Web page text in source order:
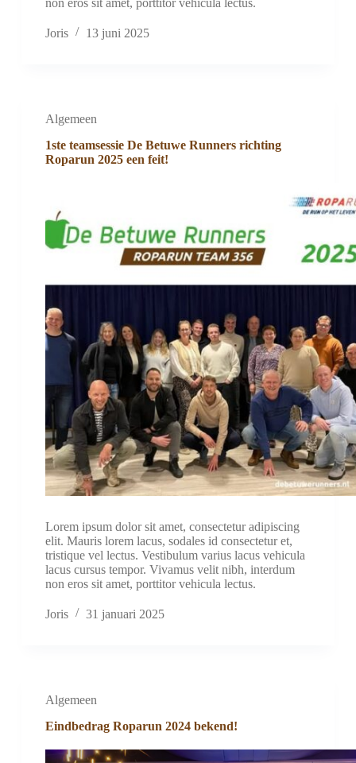
Joris 13 juni 2025
Algemeen
1ste teamsessie De Betuwe Runners richting
Roparun 2025 een feit!
Lorem ipsum dolor sit amet, consectetur adipiscing
elit. Mauris lorem lacus, sodales id consectetur et,
tristique vel lectus. Vestibulum varius lacus vehicula
lacus cursus tempor. Vivamus velit nibh, interdum
non eros sit amet, porttitor vehicula lectus.
Joris 31 januari 2025
Algemeen
Eindbedrag Roparun 2024 bekend!